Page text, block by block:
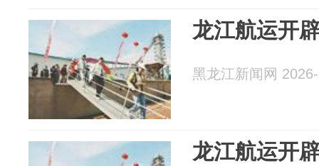
龙江航运开
黑龙江新闻网
龙江航运开